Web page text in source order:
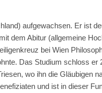
aufgewachsen. Er ist
dem Abitur (allgemeine
bei Wien
Das Studium schloss
wo ihn die Gläubigen
und ist in dieser